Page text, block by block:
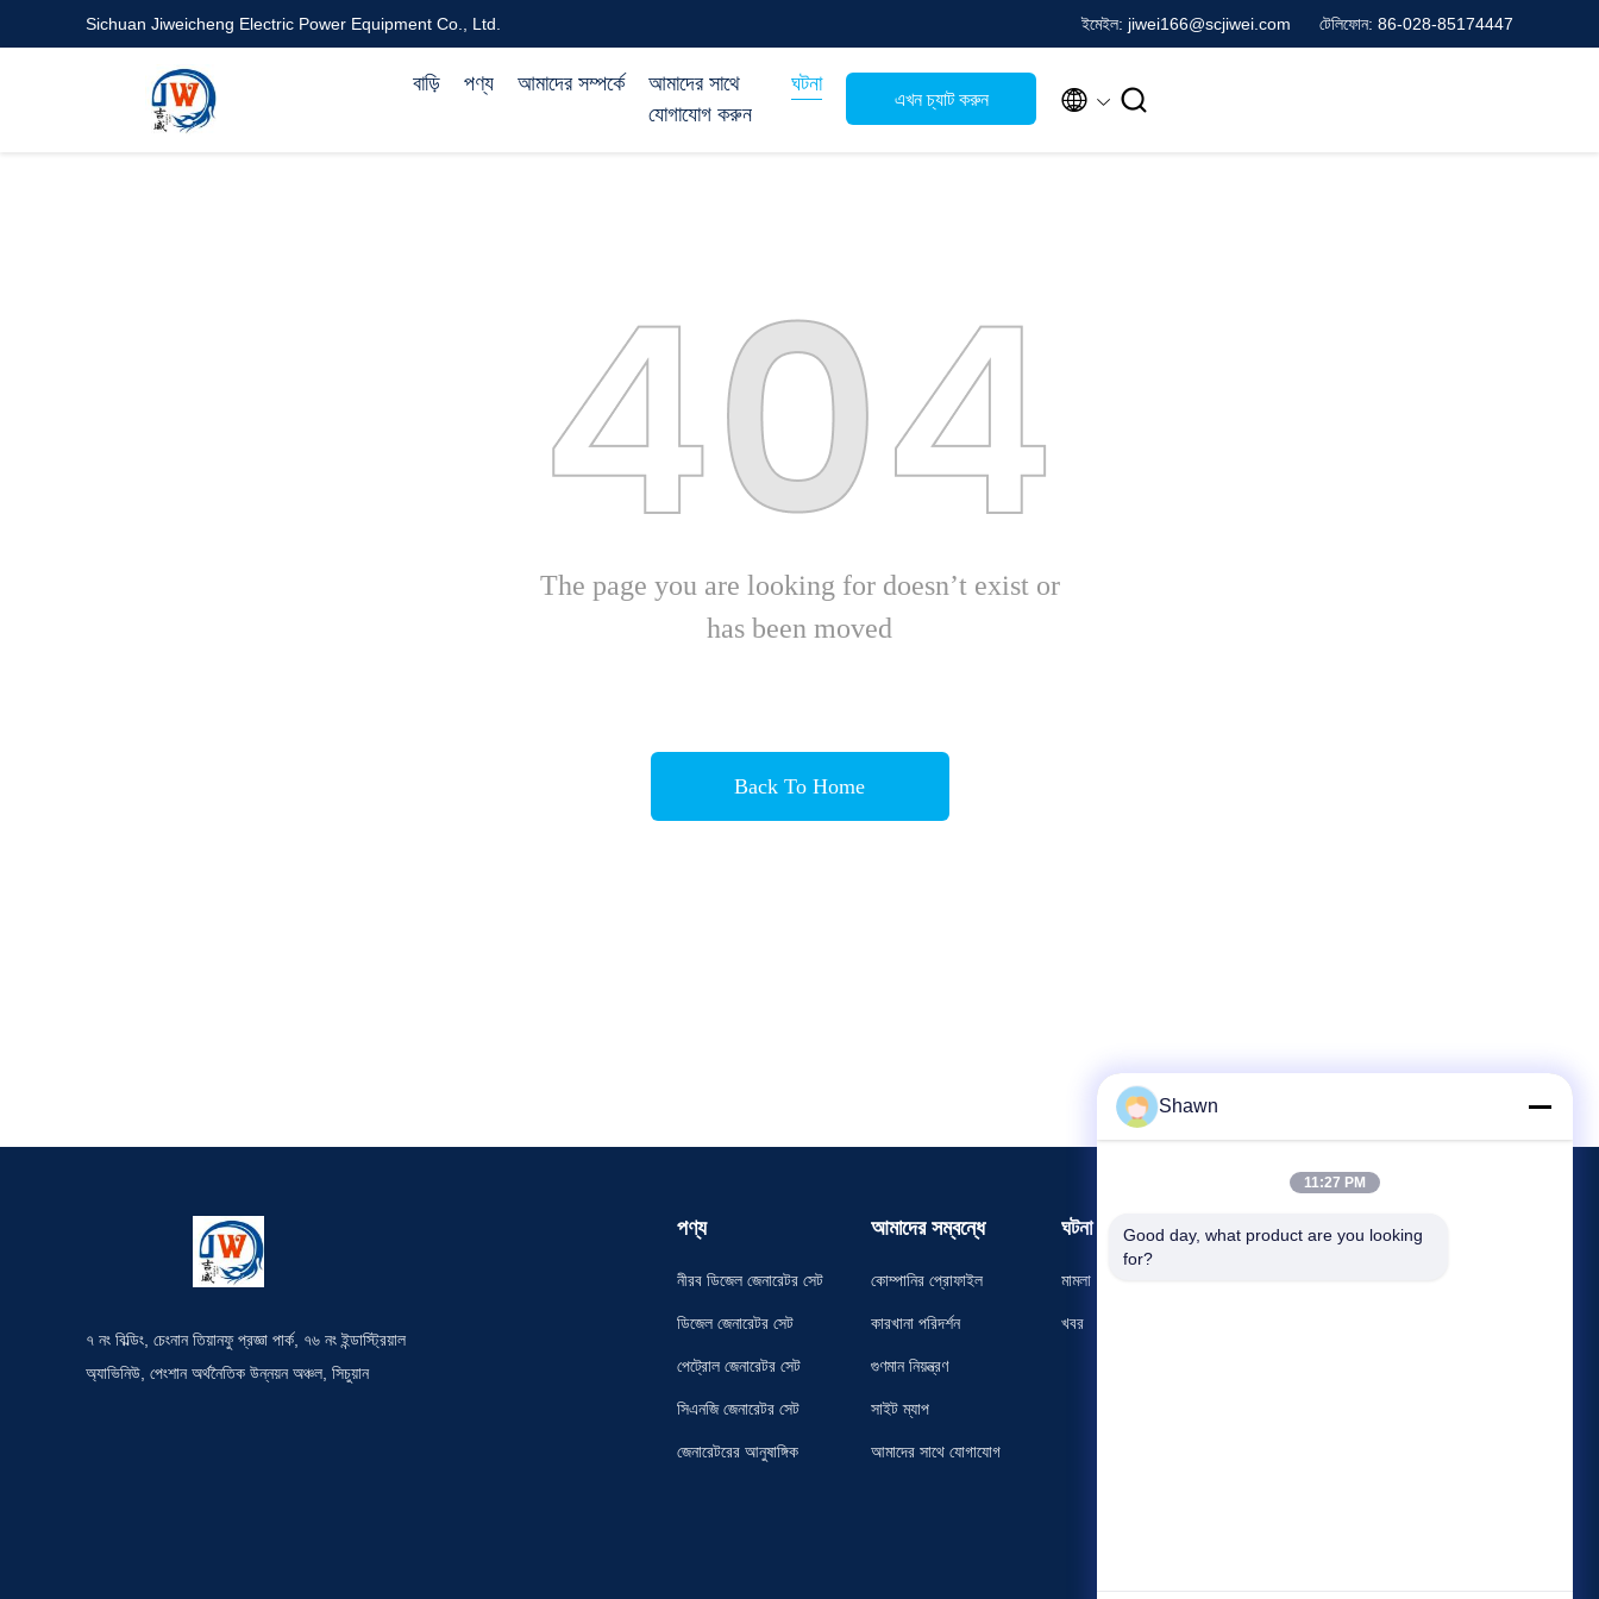
Sichuan Jiweicheng Electric Power Equipment Co., Ltd. ইমেইল: jiwei166@scjiwei.com টেলিফোন: 86-028-85174447
বাড়ি পণ্য আমাদের সম্পর্কে
আমাদের সাথে
যোগাযোগ করুন
ঘটনা
এখন চ্যাট করুন  
The page you are looking for doesn’t exist or
has been moved
Back To Home
৭ নং বিল্ডিং, চেংনান তিয়ানফু প্রজ্ঞা পার্ক, ৭৬ নং ইন্ডাস্ট্রিয়াল
অ্যাভিনিউ, পেংশান অর্থনৈতিক উন্নয়ন অঞ্চল, সিচুয়ান
পণ্য
নীরব ডিজেল জেনারেটর সেট
ডিজেল জেনারেটর সেট
পেট্রোল জেনারেটর সেট
সিএনজি জেনারেটর সেট
জেনারেটরের আনুষাঙ্গিক
আমাদের সম্বন্ধে
কোম্পানির প্রোফাইল
কারখানা পরিদর্শন
গুণমান নিয়ন্ত্রণ
সাইট ম্যাপ
আমাদের সাথে যোগাযোগ
ঘটনা
মামলা
খবর
এখন চ্যাট করুন
Shawn
11:27 PM
Good day, what product are you looking
for?